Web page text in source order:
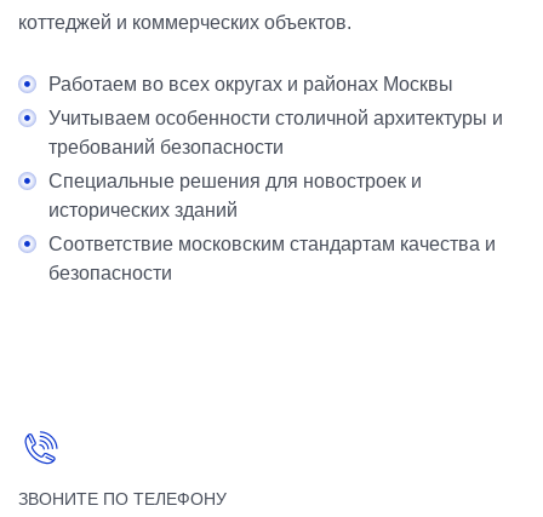
коттеджей и коммерческих объектов.
Работаем во всех округах и районах Москвы
Учитываем особенности столичной архитектуры и
требований безопасности
Специальные решения для новостроек и
исторических зданий
Соответствие московским стандартам качества и
безопасности
ЗВОНИТЕ ПО ТЕЛЕФОНУ